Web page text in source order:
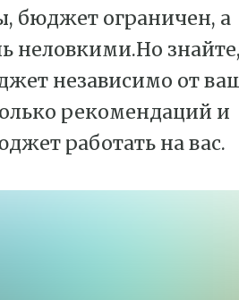
бюджет ограничен, а
неловкими.Но
независимо от
рекомендаций и
работать на вас.